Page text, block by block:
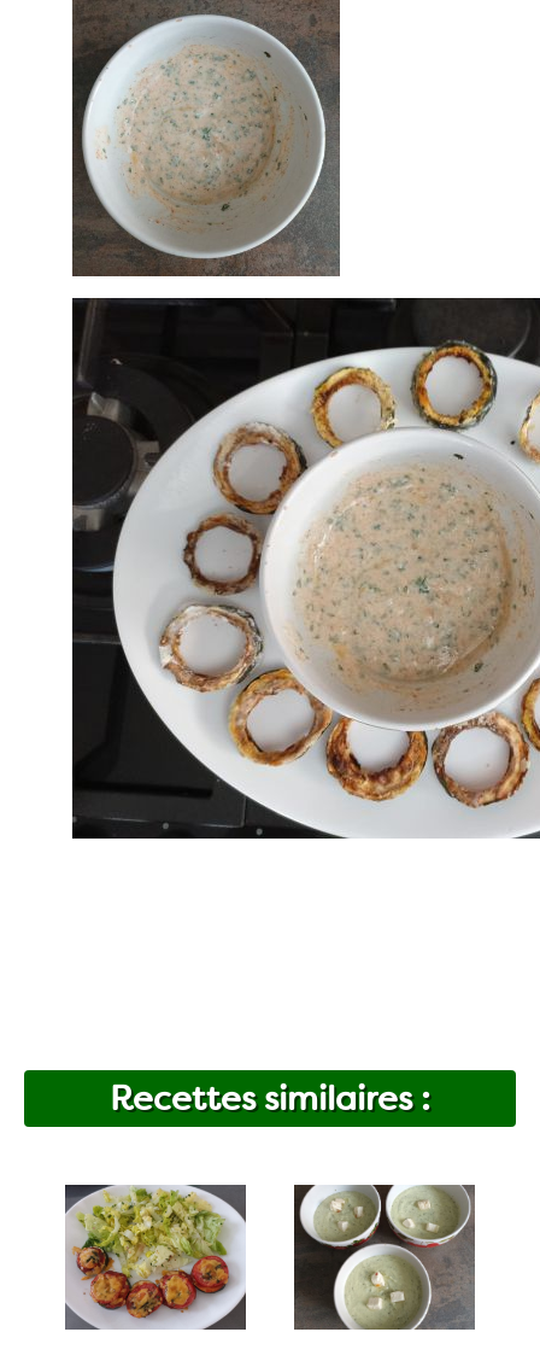
Recettes similaires :